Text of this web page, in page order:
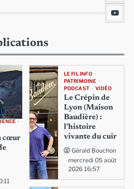
cœur
LE FIL INFO
PATRIMOINE
PODCAST
VIDÉO
Le Crépin de
Lyon (Maison
Baudière) :
l’histoire
vivante du cuir
Gérald Bouchon
mercredi 05 août
2026 16:57